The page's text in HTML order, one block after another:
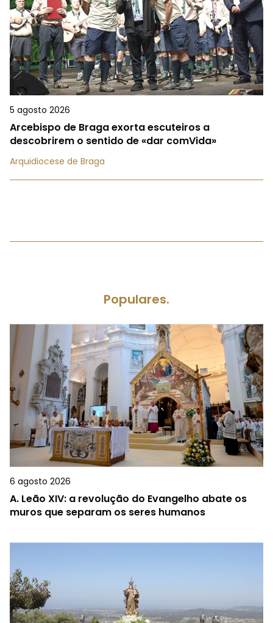
5 agosto 2026
Arcebispo de Braga exorta escuteiros a
descobrirem o sentido de «dar comVida»
Arquidiocese de Braga
Populares.
6 agosto 2026
A. Leão XIV: a revolução do Evangelho abate os
muros que separam os seres humanos